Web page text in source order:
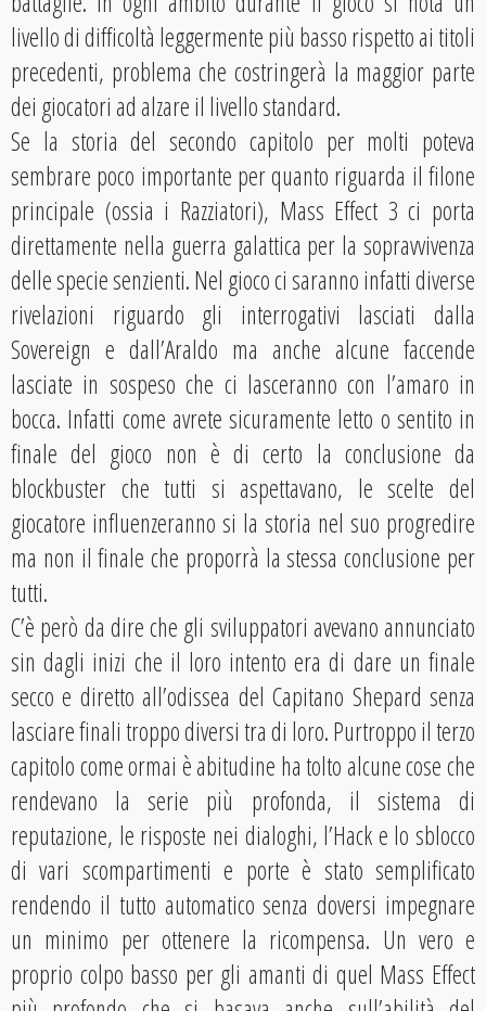
livello di difficoltà leggermente più basso rispetto ai titoli
precedenti, problema che costringerà la maggior parte
dei giocatori ad alzare il livello standard.
Se la storia del secondo capitolo per molti poteva
sembrare poco importante per quanto riguarda il filone
principale (ossia i Razziatori), Mass Effect 3 ci porta
direttamente nella guerra galattica per la sopravvivenza
delle specie senzienti. Nel gioco ci saranno infatti diverse
rivelazioni riguardo gli interrogativi lasciati dalla
Sovereign e dall’Araldo ma anche alcune faccende
lasciate in sospeso che ci lasceranno con l’amaro in
bocca. Infatti come avrete sicuramente letto o sentito in
finale del gioco non è di certo la conclusione da
blockbuster che tutti si aspettavano, le scelte del
giocatore influenzeranno si la storia nel suo progredire
ma non il finale che proporrà la stessa conclusione per
tutti.
C’è però da dire che gli sviluppatori avevano annunciato
sin dagli inizi che il loro intento era di dare un finale
secco e diretto all’odissea del Capitano Shepard senza
lasciare finali troppo diversi tra di loro. Purtroppo il terzo
capitolo come ormai è abitudine ha tolto alcune cose che
rendevano la serie più profonda, il sistema di
reputazione, le risposte nei dialoghi, l’Hack e lo sblocco
di vari scompartimenti e porte è stato semplificato
rendendo il tutto automatico senza doversi impegnare
un minimo per ottenere la ricompensa. Un vero e
proprio colpo basso per gli amanti di quel Mass Effect